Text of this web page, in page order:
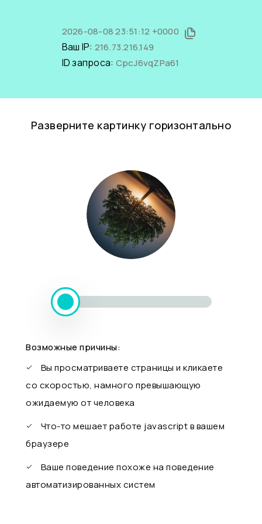
2026-08-08 23:51:12 +0000
Ваш IP: 216.73.216.149
ID запроса: CpcJ6vqZPa61
Разверните картинку горизонтально
Возможные причины:
Вы просматриваете страницы и кликаете
со скоростью, намного превышающую
ожидаемую от человека
Что-то мешает работе javascript в вашем
браузере
Ваше поведение похоже на поведение
автоматизированных систем